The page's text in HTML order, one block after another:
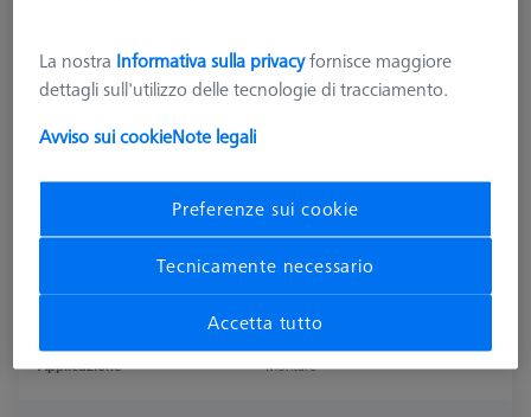
Applicazione
Montare
La nostra Informativa sulla privacyfornisce maggiore
dettagli sull'utilizzo delle tecnologie di tracciamento.
Avviso sui cookieNote legali
Preferenze sui cookie
Tecnicamente necessario
Accetta tutto